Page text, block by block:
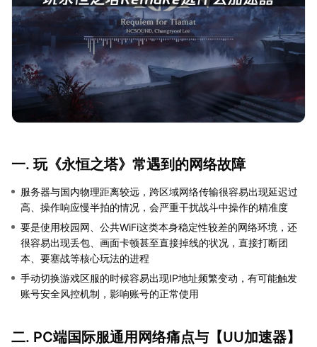
一. 玩《永恒之塔》常遇到的网络故障
服务器与国内物理距离较远，跨区域网络传输很容易出现延迟过
高、操作响应慢半拍的情况，会严重干扰战斗中操作的精准度
要是使用校园网、公共WiFi这类本身稳定性较差的网络环境，还
很容易出现丢包、画面卡顿甚至直接掉线的状况，直接打断团
本、要塞战等核心玩法的进程
手动切换游戏区服的时候容易出现IP地址频繁变动，有可能触发
账号安全风控机制，影响账号的正常使用
二. PC端国际服通用网络痛点与【UU加速器】